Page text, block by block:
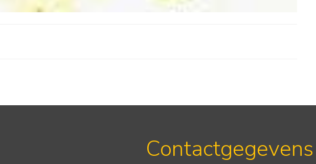
Contactgegevens